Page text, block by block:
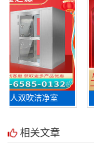
双吹洁净室
相关文章